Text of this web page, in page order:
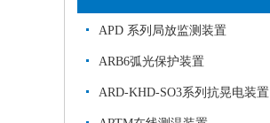
APD 系列局放监测装置
ARB6弧光保护装置
ARD-KHD-SO3系列抗晃电装置